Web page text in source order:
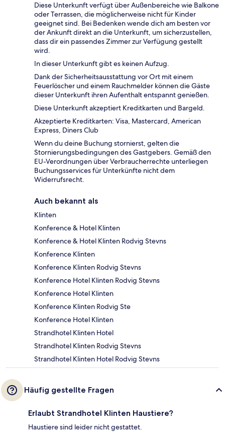
Diese Unterkunft verfügt über Außenbereiche wie Balkone
oder Terrassen, die möglicherweise nicht für Kinder
geeignet sind. Bei Bedenken wende dich am besten vor
der Ankunft direkt an die Unterkunft, um sicherzustellen,
dass dir ein passendes Zimmer zur Verfügung gestellt
wird.
In dieser Unterkunft gibt es keinen Aufzug.
Dank der Sicherheitsausstattung vor Ort mit einem
Feuerlöscher und einem Rauchmelder können die Gäste
dieser Unterkunft ihren Aufenthalt entspannt genießen.
Diese Unterkunft akzeptiert Kreditkarten und Bargeld.
Akzeptierte Kreditkarten: Visa, Mastercard, American
Express, Diners Club
Wenn du deine Buchung stornierst, gelten die
Stornierungsbedingungen des Gastgebers. Gemäß den
EU-Verordnungen über Verbraucherrechte unterliegen
Buchungsservices für Unterkünfte nicht dem
Widerrufsrecht.
Auch bekannt als
Klinten
Konference & Hotel Klinten
Konference & Hotel Klinten Rodvig Stevns
Konference Klinten
Konference Klinten Rodvig Stevns
Konference Hotel Klinten Rodvig Stevns
Konference Hotel Klinten
Konference Klinten Rodvig Ste
Konference Hotel Klinten
Strandhotel Klinten Hotel
Strandhotel Klinten Rodvig Stevns
Strandhotel Klinten Hotel Rodvig Stevns
Häufig gestellte Fragen
Erlaubt Strandhotel Klinten Haustiere?
Haustiere sind leider nicht gestattet.